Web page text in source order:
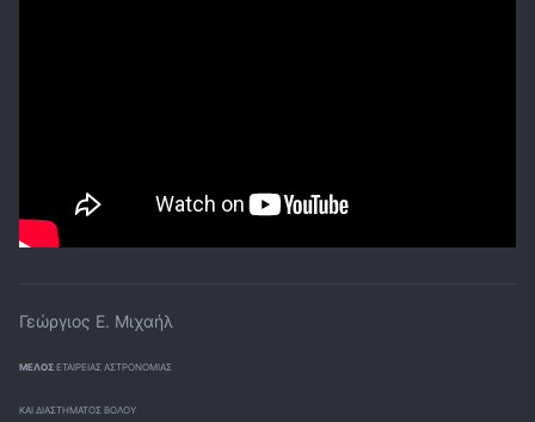
Γεώργιος Ε. Μιχαήλ
ΜΕΛΟΣ ΕΤΑΙΡΕΙΑΣ ΑΣΤΡΟΝΟΜΙΑΣ
ΚΑΙ ΔΙΑΣΤΗΜΑΤΟΣ ΒΟΛΟΥ